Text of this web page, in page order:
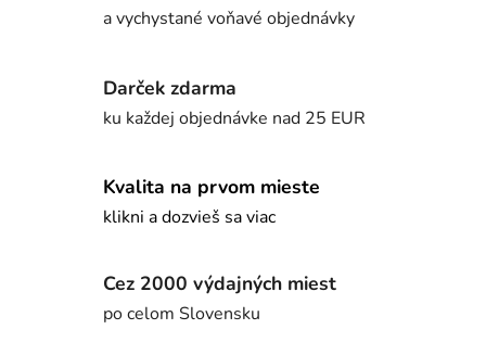
a vychystané voňavé objednávky
Darček zdarma
ku každej objednávke nad 25 EUR
Kvalita na prvom mieste
klikni a dozvieš sa viac
Cez 2000 výdajných miest
po celom Slovensku